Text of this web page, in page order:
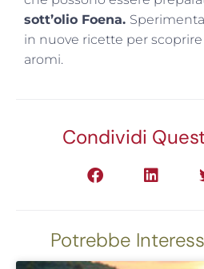
sott’olio Foena.
in nuove ricette per
aromi.
Condividi
Potrebbe